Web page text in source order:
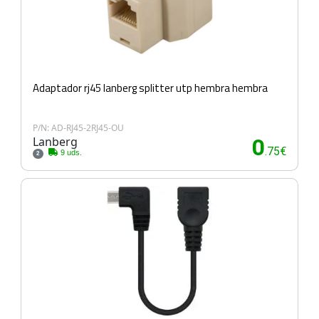
Adaptador rj45 lanberg splitter utp hembra hembra
P/N: AD-RJ45-2RJ45-OU
Lanberg
2 9 uds. 0.75€